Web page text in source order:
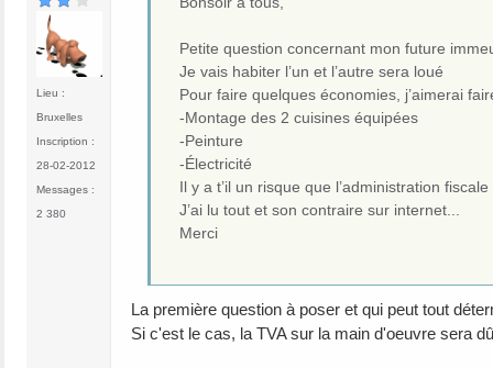
Lieu :
Bruxelles
Inscription :
28-02-2012
Messages :
2 380
Petite question concernant mon future
Je vais habiter l’un et l’autre sera loué
Pour faire quelques économies, j’aimerai
-Montage des 2 cuisines équipées
-Peinture
-Électricité
Il y a t’il un risque que l’administration
J’ai lu tout et son contraire sur internet...
Merci
La première question à poser et qui peut tout
Si c'est le cas, la TVA sur la main d'oeuvre sera